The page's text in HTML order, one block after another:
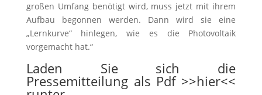
großen Umfang benötigt wird, muss jetzt mit ihrem
Aufbau begonnen werden. Dann wird sie eine
„Lernkurve“ hinlegen, wie es die Photovoltaik
vorgemacht hat.“
Laden Sie sich die
Pressemitteilung als Pdf >>hier<<